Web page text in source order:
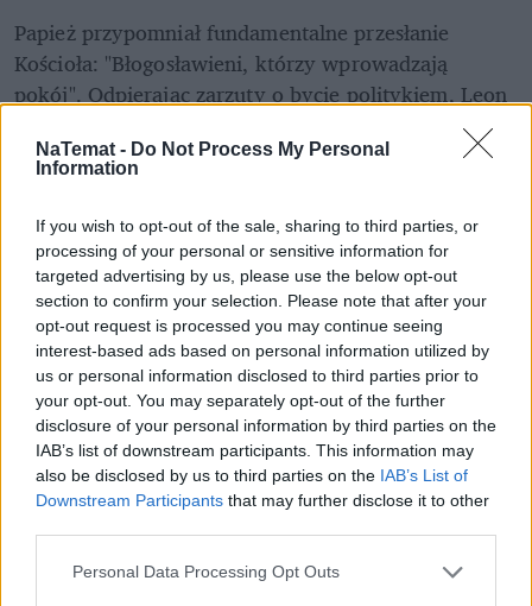
NaTemat - Do Not Process My Personal
Information
If you wish to opt-out of the sale, sharing to third parties, or
processing of your personal or sensitive information for
targeted advertising by us, please use the below opt-out
section to confirm your selection. Please note that after your
opt-out request is processed you may continue seeing
interest-based ads based on personal information utilized by
us or personal information disclosed to third parties prior to
your opt-out. You may separately opt-out of the further
disclosure of your personal information by third parties on the
IAB’s list of downstream participants. This information may
also be disclosed by us to third parties on the IAB’s List of
Downstream Participants that may further disclose it to other
Personal Data Processing Opt Outs
Papież przypomniał fundamentalne przesłanie
Kościoła: "Błogosławieni, którzy wprowadzają
pokój". Odpierając zarzuty o bycie politykiem, Leon
bezbronnych w Iranie czy innych zapalnych
punktach globu jest jego
wynikającym z wiary, a nie z kalkulacji
partyjnej. To starcie pokazuje, jak wielka przepaść
dzieli dzisiejszy Waszyngton od Watykanu – z jednej
strony mamy narrację siły i narodowego interesu, z
drugiej uniwersalne wezwanie do dialogu, które dla
Donalda Trumpa okazuje się jedynie oznaką
słabości.